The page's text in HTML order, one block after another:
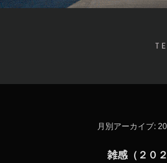
月別アーカイブ:
雑感（２０